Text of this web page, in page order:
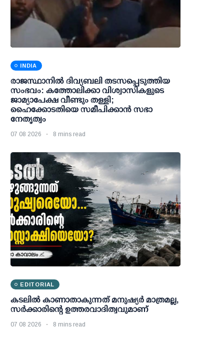
INDIA
രാജസ്ഥാനിൽ ദിവ്യബലി തടസപ്പെടുത്തിയ
സംഭവം: കത്തോലിക്കാ വിശ്വാസികളുടെ
ജാമ്യാപേക്ഷ വീണ്ടും തള്ളി;
ഹൈക്കോടതിയെ സമീപിക്കാൻ സഭാ
നേതൃത്വം
07 08 2026 8 mins read
EDITORIAL
കടലിൽ കാണാതാകുന്നത് മനുഷ്യർ മാത്രമല്ല,
സർക്കാരിന്റെ ഉത്തരവാദിത്വവുമാണ്
07 08 2026 8 mins read